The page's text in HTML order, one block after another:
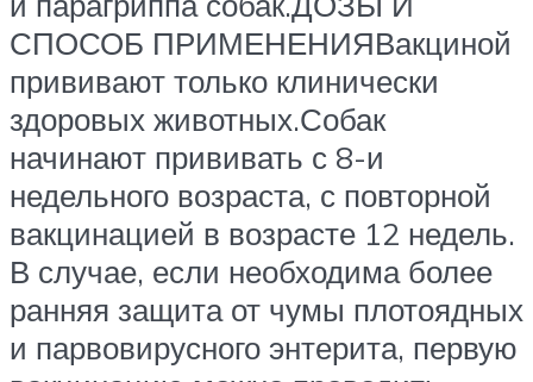
СПОСОБ ПРИМЕНЕНИЯВакциной
прививают только клинически
здоровых животных.Собак
начинают прививать с 8-и
недельного возраста, с повторной
вакцинацией в возрасте 12 недель.
В случае, если необходима более
ранняя защита от чумы плотоядных
и парвовирусного энтерита, первую